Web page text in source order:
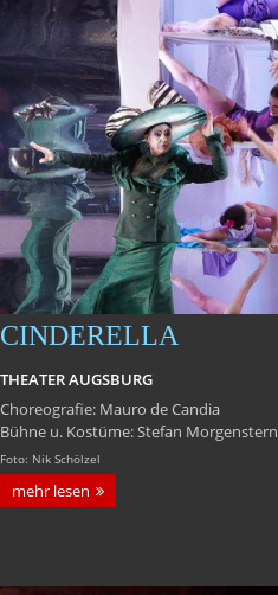
CINDERELLA
THEATER AUGSBURG
Choreografie: Mauro de Candia
Bühne u. Kostüme: Stefan Morgenstern
Foto: Nik Schölzel
mehr lesen